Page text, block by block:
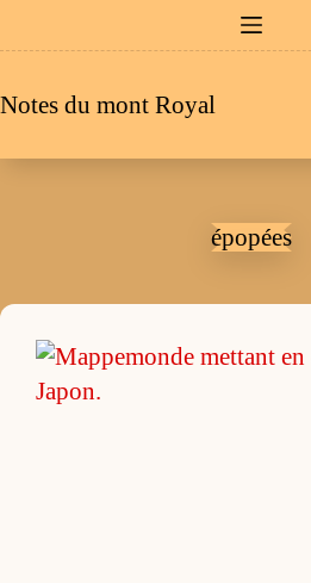
au
Notes du mont Royal
épopées